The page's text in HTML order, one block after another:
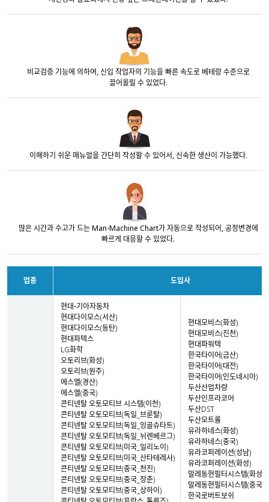
비교검증 기능에 의하여, 신입 작업자의 기능을 빠른 속도로 베테랑 수준으로
끌어올릴 수 있었다.
이해하기 쉬운 매뉴얼을 간단히 작성할 수 있어서, 신속한 생산이 가능했다.
많은 시간과 수고가 드는 Man-Machine Chart가 자동으로 작성되어, 공정변경에
빠르게 대응할 수 있었다.
업종 도입사
현대•기아자동차
현대다이모스(서산)
현대다이모스(동탄)
현대파텍스
LG화학
오토리브(화성)
오토리브(원주)
에스엘(경산)
에스엘(중국)
콘티넨탈 오토모티브 시스템(이천)
콘티넨탈 오토모티브(독일_브룬탈)
콘티넨탈 오토모티브(독일_잉골슈타트)
콘티넨탈 오토모티브(독일_뉘렌베르그)
콘티넨탈 오토모티브(미국_일리노이)
콘티넨탈 오토모티브(미국_산타테레사)
콘티넨탈 오토모티브(중국_천진)
콘티넨탈 오토모티브(중국_장춘)
콘티넨탈 오토모티브(중국_상하이)
현대모비스(화성)
현대모비스(진천)
현대파워텍
한국타이어(금산)
한국타이어(대전)
한국타이어(인도네시아)
두산산업차량
두산인프라코어
두산DST
두산모트롤
유라하네스(화성)
유라하네스(중국)
유라코퍼레이션(성남)
유라코퍼레이션(화성)
말레동현필터시스템(화성)
말레동현필터시스템(중국)
한국로버트보쉬